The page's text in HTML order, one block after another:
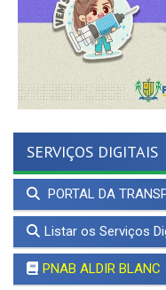
SERVIÇOS DIGITAIS
PORTAL DA
Listar os Serviços
PNAB ALDIR BLANC